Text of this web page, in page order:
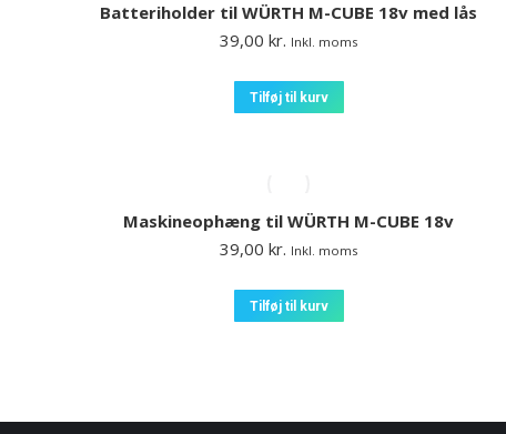
Batteriholder til WÜRTH M-CUBE 18v med lås
39,00 kr. Inkl. moms
Tilføj til kurv
Maskineophæng til WÜRTH M-CUBE 18v
39,00 kr. Inkl. moms
Tilføj til kurv